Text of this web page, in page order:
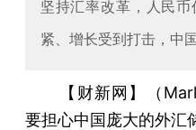
坚持汇率改革，人民
紧、增长受到打击，中
【财新网】（
要担心中国庞大的外汇